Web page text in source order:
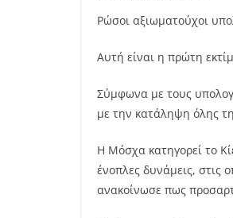
Ρώσοι αξιωματούχοι
Αυτή είναι η πρώτη
Σύμφωνα με τους
με την κατάληψη όλης
Η Μόσχα κατηγορεί το
ένοπλες δυνάμεις, στις
ανακοίνωσε πως